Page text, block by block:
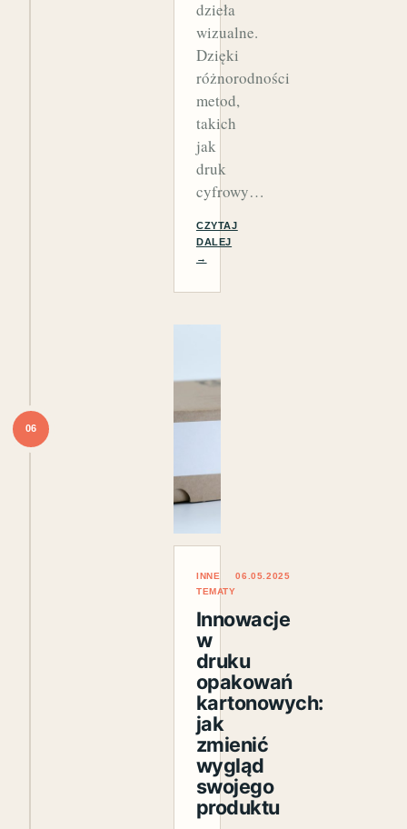
dzieła
wizualne.
Dzięki
różnorodności
metod,
takich
jak
druk
cyfrowy…
CZYTAJ
DALEJ
→
06
INNE
TEMATY
06.05.2025
Innowacje
w
druku
opakowań
kartonowych:
jak
zmienić
wygląd
swojego
produktu